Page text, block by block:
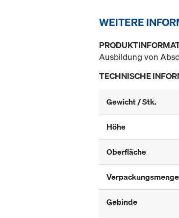
WEITERE
Ausbildung von
TECHNISCHE
Gewicht / Stk.
Höhe
Oberfläche
Verpackungsmenge
Gebinde